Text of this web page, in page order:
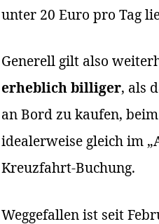
unter 20 Euro pro Tag
Generell gilt also
erheblich billiger, als
an Bord zu kaufen,
idealerweise gleich im
Kreuzfahrt-Buchung.
Weggefallen ist seit